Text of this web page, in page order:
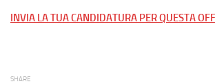
INVIA LA TUA CANDIDATURA PER QUESTA
SHARE